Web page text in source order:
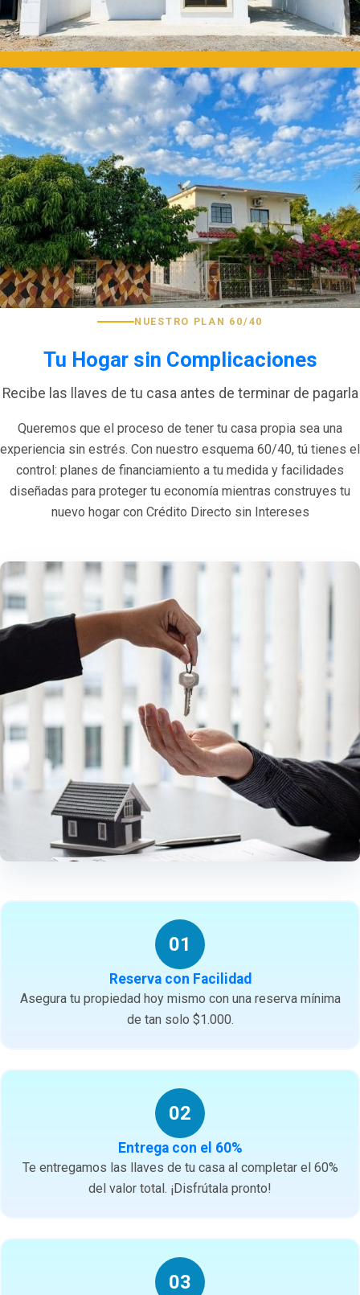
NUESTRO PLAN 60/40
Tu Hogar sin Complicaciones
Recibe las llaves de tu casa antes de terminar de pagarla
Queremos que el proceso de tener tu casa propia sea una
experiencia sin estrés. Con nuestro esquema 60/40, tú tienes el
control: planes de financiamiento a tu medida y facilidades
diseñadas para proteger tu economía mientras construyes tu
nuevo hogar con Crédito Directo sin Intereses
01
Reserva con Facilidad
Asegura tu propiedad hoy mismo con una reserva mínima
de tan solo $1.000.
02
Entrega con el 60%
Te entregamos las llaves de tu casa al completar el 60%
del valor total. ¡Disfrútala pronto!
03